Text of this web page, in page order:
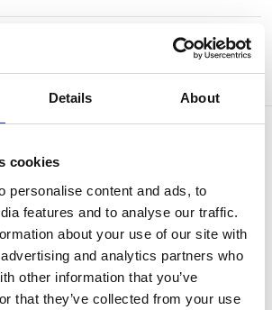
Details About
cookies
personalise content and ads, to
features and to analyse our traffic.
about your use of our site with
and analytics partners who
other information that you’ve
that they’ve collected from your use